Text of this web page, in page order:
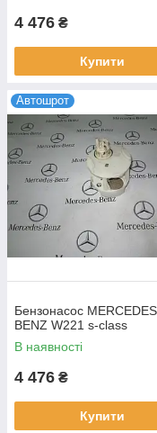
4 476 ₴
Купити
Автошрот
Бензонасос
BENZ W221 s-class
В наявності
4 476 ₴
Купити